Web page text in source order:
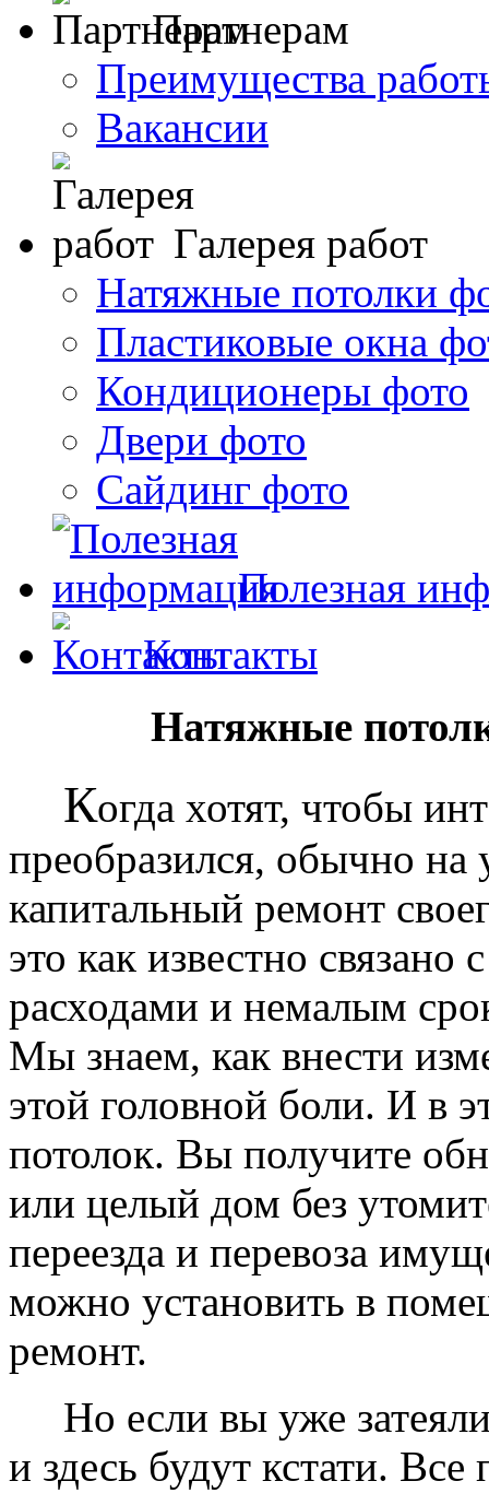
Партнерам
Преимущества
Вакансии
Галерея работ
Натяжные потолки
Пластиковые окна
Кондиционеры фото
Двери фото
Сайдинг фото
Полезная
Контакты
Натяжные
Когда хотят, чтобы
преобразился, обычно на
капитальный ремонт
это как известно
расходами и немалым
Мы знаем, как внести
этой головной боли. И в
потолок. Вы получите
или целый дом без
переезда и перевоза
можно установить в
ремонт.
Но если вы уже
и здесь будут кстати.